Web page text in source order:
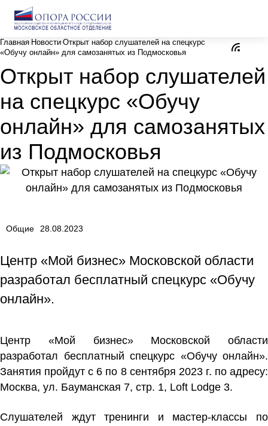
Главная Новости Открыт набор слушателей на спецкурс
«Обучу онлайн» для самозанятых из Подмосковья
Открыт набор слушателей
на спецкурс «Обучу
онлайн» для самозанятых
из Подмосковья
Общие 28.08.2023
Центр «Мой бизнес» Московской области
разработал бесплатный спецкурс «Обучу
онлайн».
Центр «Мой бизнес» Московской области
разработал бесплатный спецкурс «Обучу онлайн».
Занятия пройдут с 6 по 8 сентября 2023 г. по адресу:
Москва, ул. Бауманская 7, стр. 1, Loft Lodge 3.
Слушателей ждут тренинги и мастер-классы по